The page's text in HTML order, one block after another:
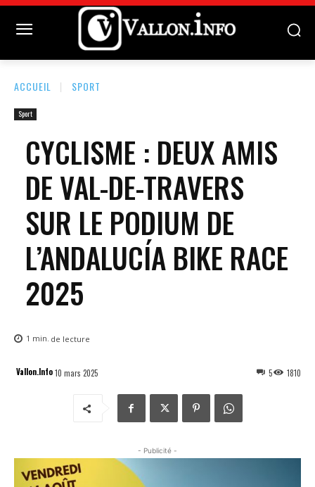
ACCUEIL SPORT
Sport
CYCLISME : DEUX AMIS
DE VAL-DE-TRAVERS
SUR LE PODIUM DE
L’ANDALUCÍA BIKE RACE
2025
1 min. de lecture
Vallon.Info10 mars 2025 1810
5
- Publicité -